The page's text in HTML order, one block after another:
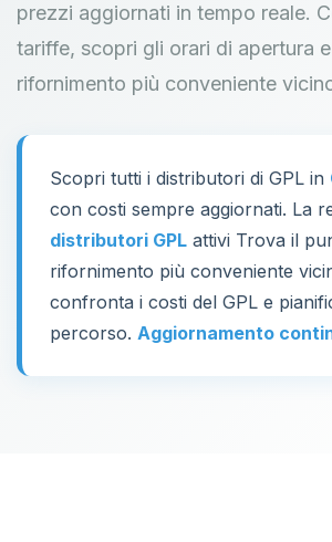
prezzi aggiornati in tempo reale.
tariffe, scopri gli orari di apertura
rifornimento più conveniente
Scopri tutti i distributori di GPL in
con costi sempre aggiornati. La
distributori GPL attivi Trova il
rifornimento più conveniente
confronta i costi del GPL e
percorso. Aggiornamento